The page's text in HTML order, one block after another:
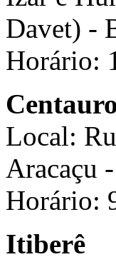
Davet) -
Horário:
Centauro
Local:
Aracaçu
Horário:
Itiberê